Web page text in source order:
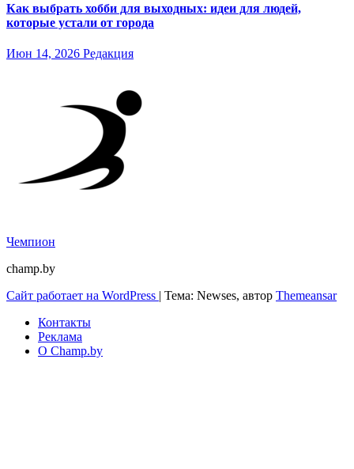
Как выбрать хобби для выходных: идеи для людей,
которые устали от города
Июн 14, 2026 Редакция
Чемпион
champ.by
Сайт работает на WordPress | Тема: Newses, автор Themeansar
Контакты
Реклама
О Champ.by